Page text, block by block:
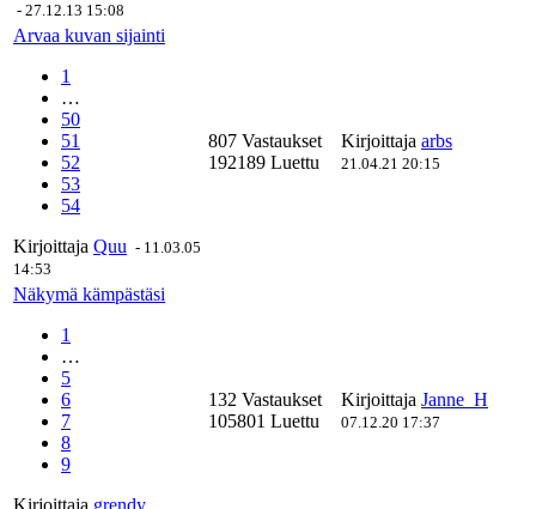
- 27.12.13 15:08
Arvaa kuvan sijainti
1
…
50
51
52
53
54
Kirjoittaja Quu - 11.03.05
14:53
807 Vastaukset
192189 Luettu
Kirjoittaja arbs
21.04.21 20:15
Näkymä kämpästäsi
1
…
5
6
7
8
9
Kirjoittaja grendy
132 Vastaukset
105801 Luettu
Kirjoittaja Janne_H
07.12.20 17:37